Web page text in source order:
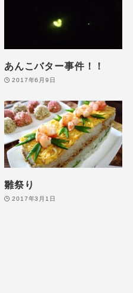
あんこバター事件！！
2017年6月9日
雛祭り
2017年3月1日